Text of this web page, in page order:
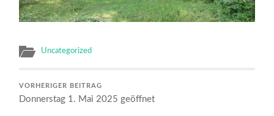
Uncategorized
VORHERIGER BEITRAG
Donnerstag 1. Mai 2025 geöffnet